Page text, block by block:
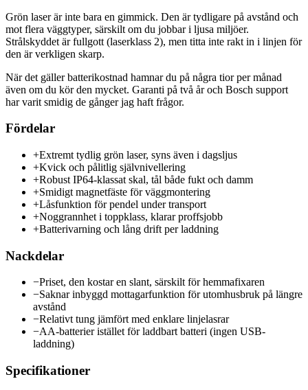
Grön laser är inte bara en gimmick. Den är tydligare på avstånd och
mot flera väggtyper, särskilt om du jobbar i ljusa miljöer.
Strålskyddet är fullgott (laserklass 2), men titta inte rakt in i linjen för
den är verkligen skarp.
När det gäller batterikostnad hamnar du på några tior per månad
även om du kör den mycket. Garanti på två år och Bosch support
har varit smidig de gånger jag haft frågor.
Fördelar
+Extremt tydlig grön laser, syns även i dagsljus
+Kvick och pålitlig självnivellering
+Robust IP64-klassat skal, tål både fukt och damm
+Smidigt magnetfäste för väggmontering
+Låsfunktion för pendel under transport
+Noggrannhet i toppklass, klarar proffsjobb
+Batterivarning och lång drift per laddning
Nackdelar
−Priset, den kostar en slant, särskilt för hemmafixaren
−Saknar inbyggd mottagarfunktion för utomhusbruk på längre
avstånd
−Relativt tung jämfört med enklare linjelasrar
−AA-batterier istället för laddbart batteri (ingen USB-
laddning)
Specifikationer